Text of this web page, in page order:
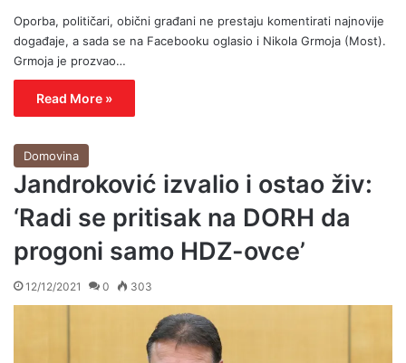
Oporba, političari, obični građani ne prestaju komentirati najnovije
događaje, a sada se na Facebooku oglasio i Nikola Grmoja (Most).
Grmoja je prozvao…
Read More »
Domovina
Jandroković izvalio i ostao živ:
‘Radi se pritisak na DORH da
progoni samo HDZ-ovce’
12/12/2021 0 303